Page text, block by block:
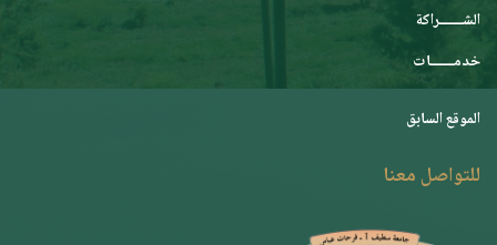
الشـــــــراكة
خدمـــــــات
الموقع السابق
للتواصل معنا